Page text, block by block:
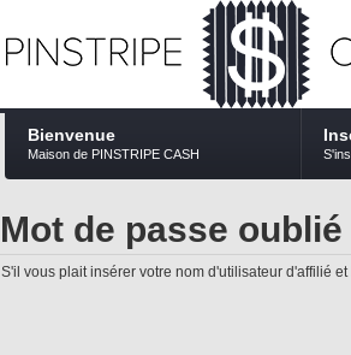
Bienvenue
Maison de PINSTRIPE CASH
Mot de passe oublié
S'il vous plait insérer votre nom d'utilisateur d'affilié